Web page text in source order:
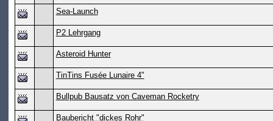
Sea-Launch
P2 Lehrgang
Asteroid Hunter
TinTins Fusée Lunaire 4"
Bullpub Bausatz von Caveman Rocketry
Baubericht "dickes Rohr"